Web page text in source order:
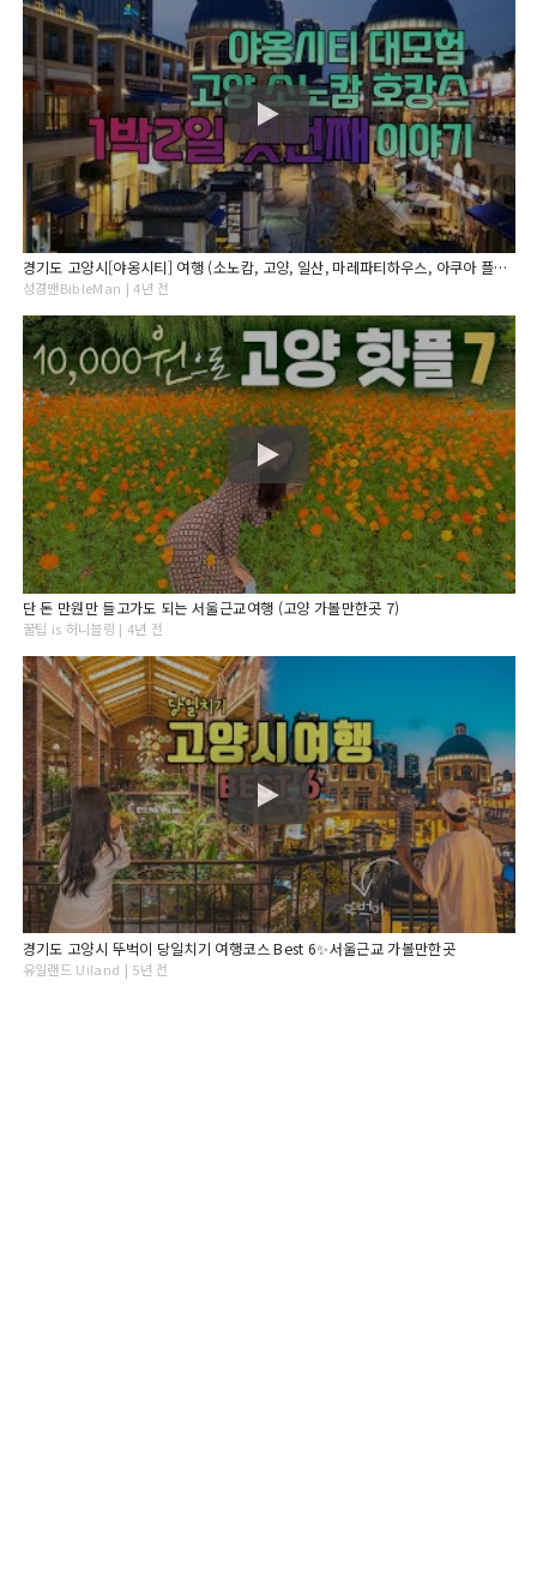
경기도 고양시[야옹시티] 여행 (소노캄, 고양, 일산, 마레파티하우스, 아쿠아 플라넷, 일산가로수길, 일산 호수공원, , 여행, V-log ,일상, 브이로그, 신앙, 종교, 성경)
성경맨BibleMan | 4년 전
단 돈 만원만 들고가도 되는 서울근교여행 (고양 가볼만한곳 7)
꿀팁 is 허니블링 | 4년 전
경기도 고양시 뚜벅이 당일치기 여행코스 Best 6✨서울근교 가볼만한곳
유일랜드 Uiland | 5년 전